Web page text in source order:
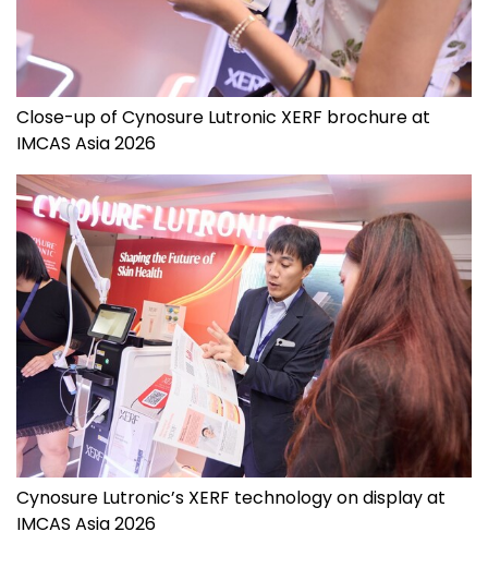
Close-up of Cynosure Lutronic XERF brochure at
IMCAS Asia 2026
Cynosure Lutronic’s XERF technology on display at
IMCAS Asia 2026